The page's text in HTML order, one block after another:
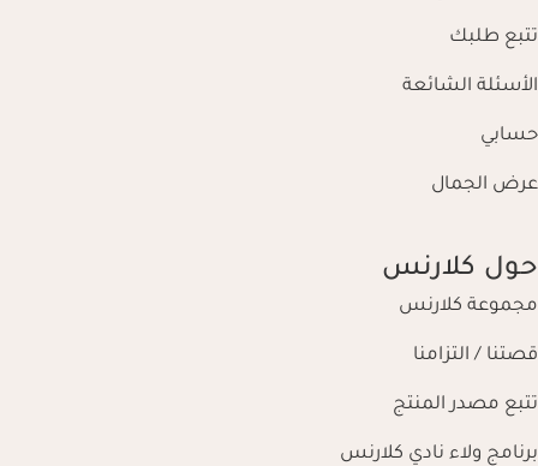
تتبع طلبك
الأسئلة الشائعة
حسابي
عرض الجمال
حول كلارنس
مجموعة كلارنس
قصتنا / التزامنا
تتبع مصدر المنتج
برنامج ولاء نادي كلارنس